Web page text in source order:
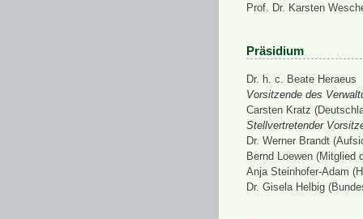
Prof. Dr. Karsten
Präsidium
Dr. h. c. Beate Heraeus
Vorsitzende des
Carsten Kratz
Stellvertretender
Dr. Werner Brandt
Bernd Loewen (Mitglied
Anja Steinhofer-Adam
Dr. Gisela Helbig